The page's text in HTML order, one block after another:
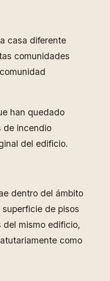
casa diferente
comunidades
han quedado
de incendio
del edificio.
dentro del ámbito
de pisos
del mismo edificio,
como